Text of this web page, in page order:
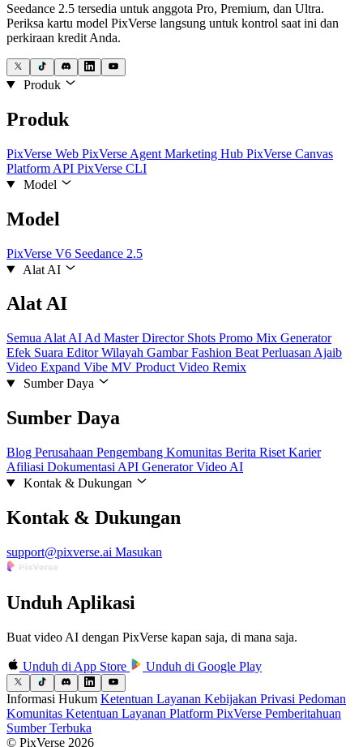
Seedance 2.5 tersedia untuk anggota Pro, Premium, dan Ultra.
Periksa kartu model PixVerse langsung untuk kontrol saat ini dan
perkiraan kredit Anda.
Produk
Produk
PixVerse Web PixVerse Agent Marketing Hub PixVerse Canvas
Platform API PixVerse CLI
Model
Model
PixVerse V6 Seedance 2.5
Alat AI
Alat AI
Semua Alat AI Ad MasterDirector Shots Promo Mix Generator
Efek Suara Editor Wilayah GambarFashion Beat Perluasan Ajaib
Video Expand Vibe MV Product Video Remix
Sumber Daya
Sumber Daya
Blog Perusahaan Pengembang Komunitas Berita Riset Karier
Afiliasi Dokumentasi API Generator Video AI
Kontak & Dukungan
Kontak & Dukungan
support@pixverse.ai Masukan
Unduh Aplikasi
Buat video AI dengan PixVerse kapan saja, di mana saja.
Unduh di App Store Unduh di Google Play
Informasi Hukum Ketentuan Layanan Kebijakan Privasi Pedoman
Komunitas Ketentuan Layanan Platform PixVerse Pemberitahuan
Sumber Terbuka
© PixVerse 2026